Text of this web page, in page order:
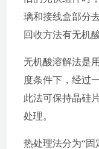
璃和接线盒部分
回收方法有无机
无机酸溶解法是
度条件下，经过
此法可保持晶硅
处理。
热处理法分为“固